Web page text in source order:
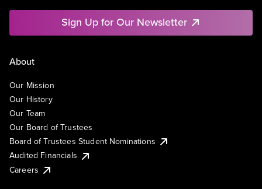
Sign Up for Our Newsletter
About
Our Mission
Our History
Our Team
Our Board of Trustees
Board of Trustees Student Nominations
Audited Financials
Careers